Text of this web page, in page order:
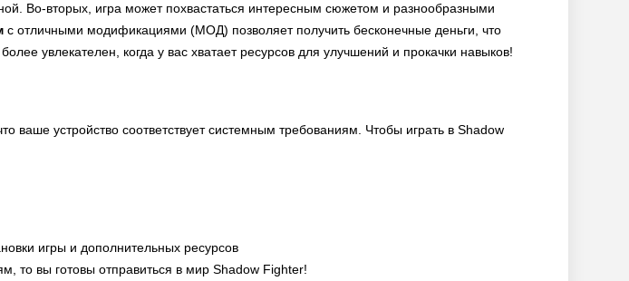
Во-вторых, игра может похвастаться интересным сюжетом и разнообразными
с отличными модификациями (МОД) позволяет получить бесконечные деньги, что
увлекателен, когда у вас хватает ресурсов для улучшений и прокачки навыков!
ваше устройство соответствует системным требованиям. Чтобы играть в Shadow
игры и дополнительных ресурсов
то вы готовы отправиться в мир Shadow Fighter!